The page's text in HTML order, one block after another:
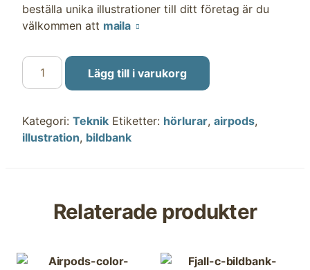
beställa unika illustrationer till ditt företag är du
välkommen att maila
Airpods
mängd
Lägg till i varukorg
Kategori: Teknik Etiketter: hörlurar, airpods,
illustration, bildbank
Relaterade produkter